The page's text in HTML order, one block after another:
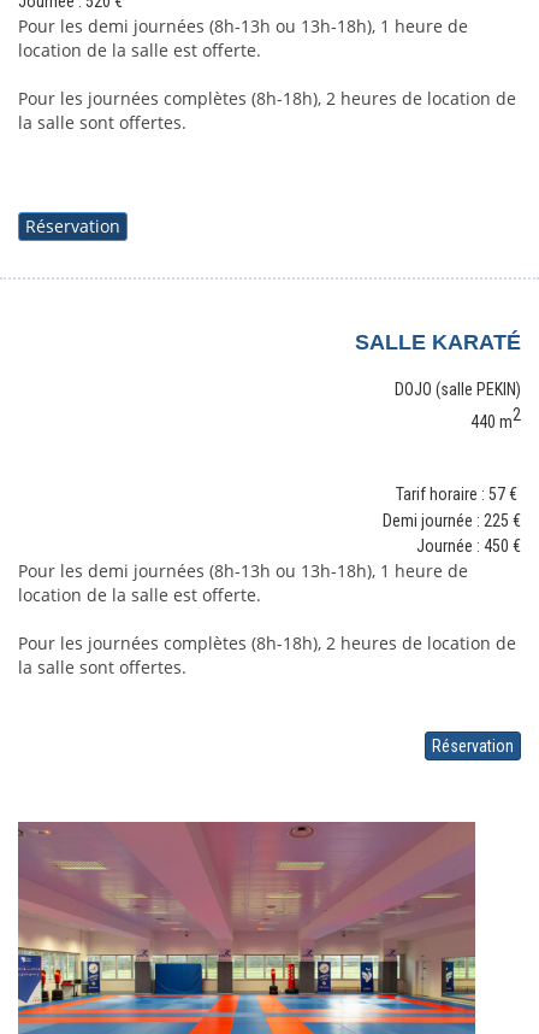
Pour les demi journées (8h-13h ou 13h-18h), 1 heure de
location de la salle est offerte.
Pour les journées complètes (8h-18h), 2 heures de location de
la salle sont offertes.
Réservation
SALLE KARATÉ
DOJO (salle PEKIN)
440 m2
Tarif horaire : 57 €
Demi journée : 225 €
Journée : 450 €
Pour les demi journées (8h-13h ou 13h-18h), 1 heure de
location de la salle est offerte.
Pour les journées complètes (8h-18h), 2 heures de location de
la salle sont offertes.
Réservation